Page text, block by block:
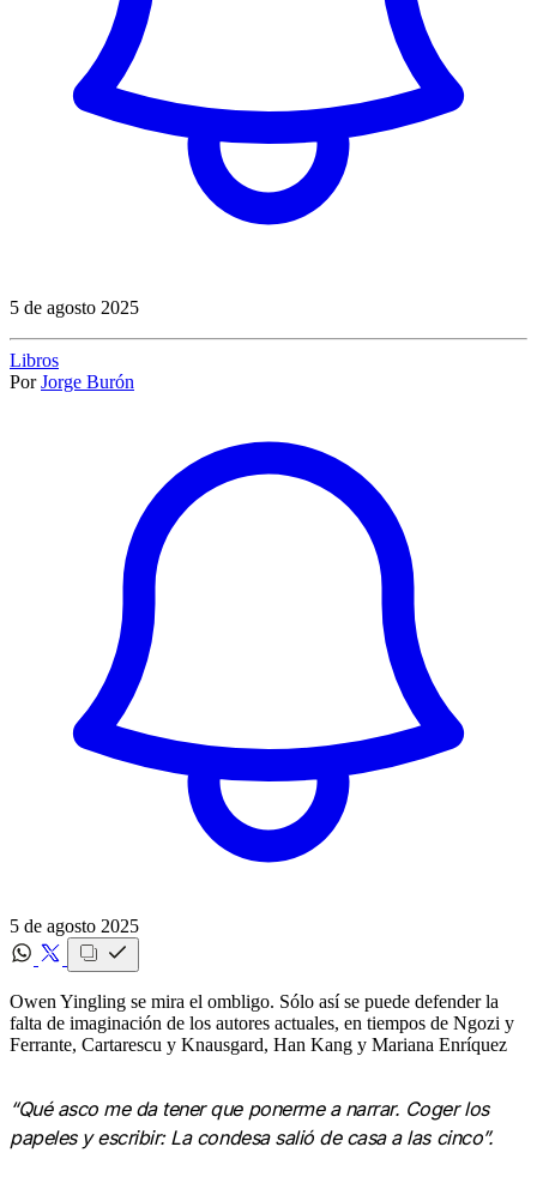
5 de agosto 2025
Libros
Por Jorge Burón
5 de agosto 2025
Owen Yingling se mira el ombligo. Sólo así se puede defender la
falta de imaginación de los autores actuales, en tiempos de Ngozi y
Ferrante, Cartarescu y Knausgard, Han Kang y Mariana Enríquez
“Qué asco me da tener que ponerme a narrar. Coger los
papeles y escribir: La condesa salió de casa a las cinco”.